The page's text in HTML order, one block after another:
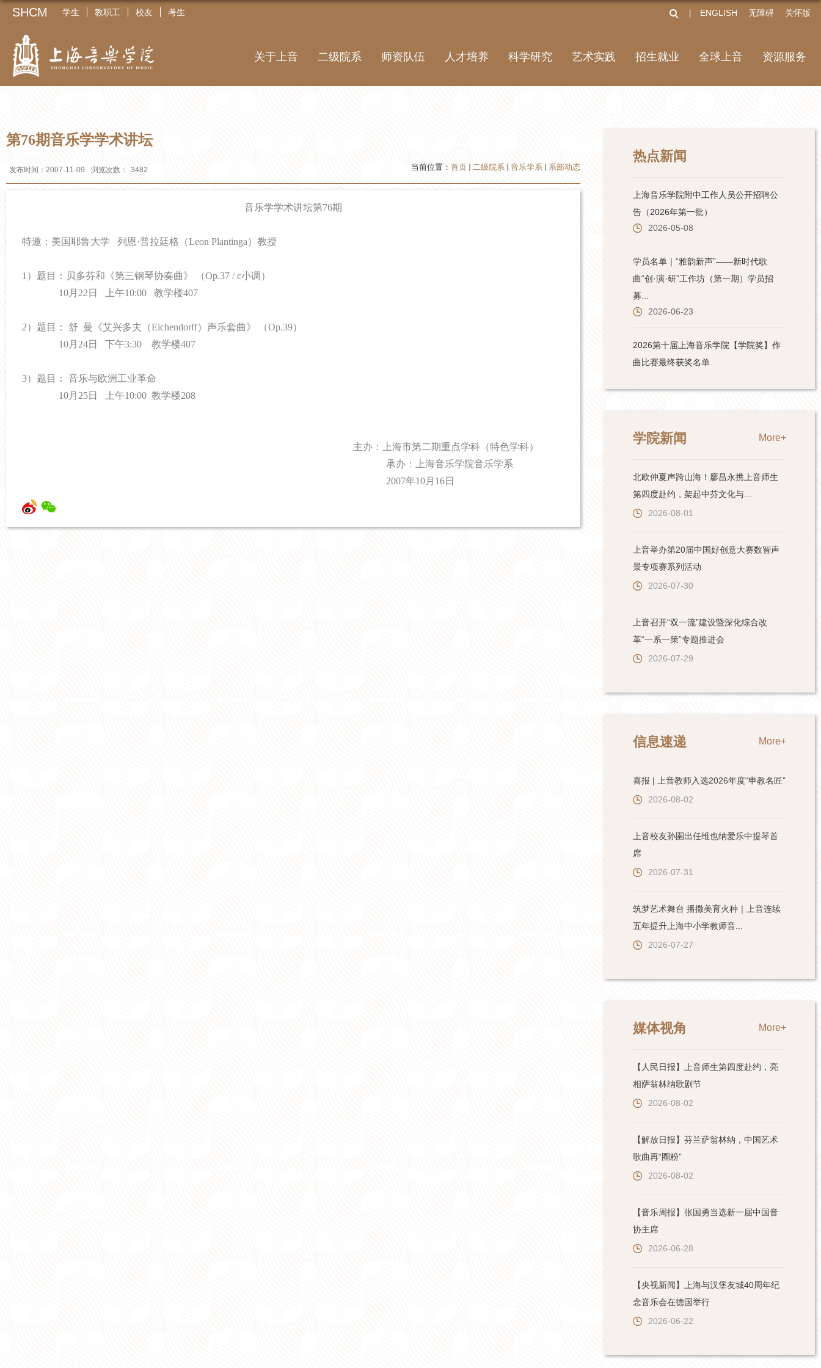
SHCM 学生 教职工 校友 考生 ENGLISH 无障碍 关怀版
关于上音 二级院系 师资队伍 人才培养 科学研究 艺术实践 招生就业 全球上音 资源服务
第76期音乐学学术讲坛
发布时间：2007-11-09 浏览次数： 3482 当前位置： 首页 二级院系 音乐学系 系部动态
音乐学学术讲坛第76期
特邀：美国耶鲁大学 列恩·普拉廷格（Leon Plantinga）教授
1 ）题目：贝多芬和《第三钢琴协奏曲》 （Op.37 / c小调）
10月 22 日 上午10:00 教学楼407
2）题目： 舒 曼《艾兴多夫（Eichendorff）声乐套曲》 （Op.39）
10月 24日 下午3:30 教学楼407
3）题目：
音乐与欧洲工业革命
10月 25日 上午10:00 教学楼208
主办：上海市第二期重点学科（特色学科）
承办：上海音乐学院音乐学系
2007年10月 16日
热点新闻
学院新闻 More+
北欧仲夏声跨山海！廖昌永携上音师生
第四度赴约，架起中芬文化与...
2026-08-01
上音举办第20届中国好创意大赛数智声
景专项赛系列活动
2026-07-30
上音召开“双一流”建设暨深化综合改
革“一系一策”专题推进会
2026-07-29
信息速递 More+
喜报 | 上音教师入选2026年度“申教名匠”
2026-08-02
上音校友孙圉出任维也纳爱乐中提琴首
席
2026-07-31
筑梦艺术舞台 播撒美育火种｜上音连续
五年提升上海中小学教师音...
2026-07-27
媒体视角 More+
【人民日报】上音师生第四度赴约，亮
相萨翁林纳歌剧节
2026-08-02
【解放日报】芬兰萨翁林纳，中国艺术
歌曲再“圈粉”
2026-08-02
【音乐周报】张国勇当选新一届中国音
协主席
2026-06-28
【央视新闻】上海与汉堡友城40周年纪
念音乐会在德国举行
2026-06-22